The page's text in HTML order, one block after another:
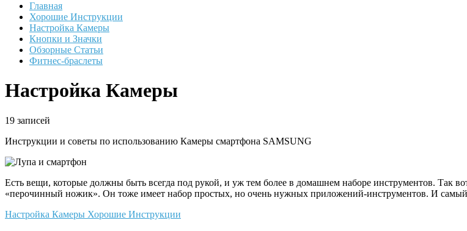
Главная
Хорошие Инструкции
Настройка Камеры
Кнопки и Значки
Обзорные Статьи
Фитнес-браслеты
Настройка Камеры
19 записей
Инструкции и советы по использованию Камеры смартфона SAMSUNG
Есть вещи, которые должны быть всегда под рукой, и уж тем более в домашнем наборе инструментов. Так
«перочинный ножик». Он тоже имеет набор простых, но очень нужных приложений-инструментов. И
Настройка Камеры Хорошие Инструкции